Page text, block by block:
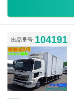
出品番号 104191